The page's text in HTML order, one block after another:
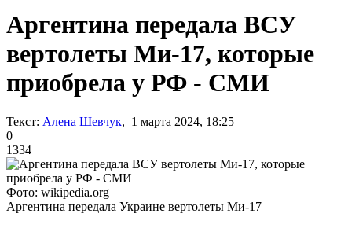
Аргентина передала ВСУ
вертолеты Ми-17, которые
приобрела у РФ - СМИ
Текст: Алена Шевчук, 1 марта 2024, 18:25
0
1334
Фото: wikipedia.org
Аргентина передала Украине вертолеты Ми-17